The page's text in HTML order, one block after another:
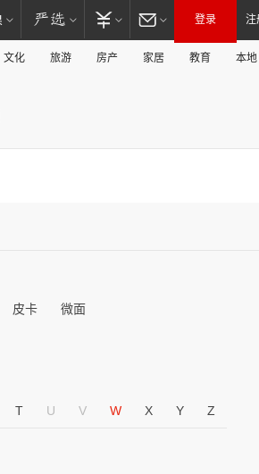
登录 注
文化 旅游 房产 家居 教育 本地
皮卡 微面
T U V W X Y Z